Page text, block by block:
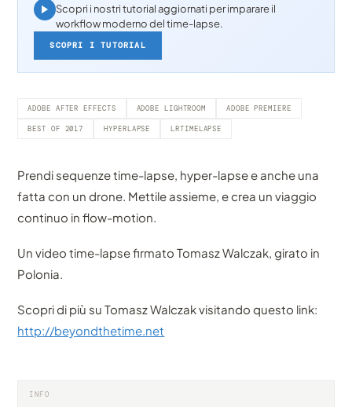
Scopri i nostri tutorial aggiornati per imparare il
workflow moderno del time-lapse.
SCOPRI I TUTORIAL
ADOBE AFTER EFFECTS ADOBE LIGHTROOM ADOBE PREMIERE
BEST OF 2017 HYPERLAPSE LRTIMELAPSE
Prendi sequenze time-lapse, hyper-lapse e anche una
fatta con un drone. Mettile assieme, e crea un viaggio
continuo in flow-motion.
Un video time-lapse firmato Tomasz Walczak, girato in
Polonia.
Scopri di più su Tomasz Walczak visitando questo link:
http://beyondthetime.net
INFO